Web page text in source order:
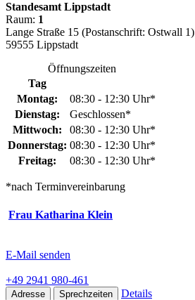
Standesamt Lippstadt
Raum: 1
Lange Straße 15 (Postanschrift: Ostwall 1)
59555 Lippstadt
Öffnungszeiten
Tag
Montag:
08:30 - 12:30 Uhr*
Dienstag:
Geschlossen*
Mittwoch:
08:30 - 12:30 Uhr*
Donnerstag: 08:30 - 12:30 Uhr*
Freitag:
08:30 - 12:30 Uhr*
*nach Terminvereinbarung
Frau Katharina Klein
E-Mail senden
+49 2941 980-461
Adresse Sprechzeiten Details